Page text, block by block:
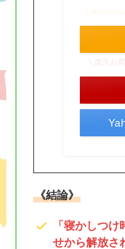
《結論》
「寝かしつけ
せから解放さ